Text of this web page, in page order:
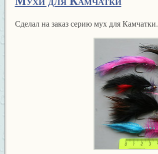
Сделал на заказ серию мух для Камчатки.